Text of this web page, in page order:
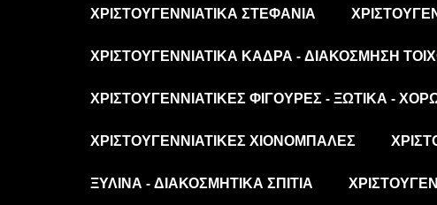
ΧΡΙΣΤΟΥΓΕΝΝΙΆΤΙΚΑ ΣΤΕΦΆΝΙΑ
ΧΡΙΣΤΟΥΓΕΝΝΙΆΤΙΚΑ ΚΆΔΡΑ - ΔΙΑΚΌΣΜΗΣΗ
ΧΡΙΣΤΟΥΓΕΝΝΙΆΤΙΚΕΣ ΦΙΓΟΎΡΕΣ - ΞΩΤΙΚΆ -
ΧΡΙΣΤΟΥΓΕΝΝΙΆΤΙΚΕΣ ΧΙΟΝΌΜΠΑΛΕΣ
ΞΎΛΙΝΑ - ΔΙΑΚΟΣΜΗΤΙΚΆ ΣΠΊΤΙΑ